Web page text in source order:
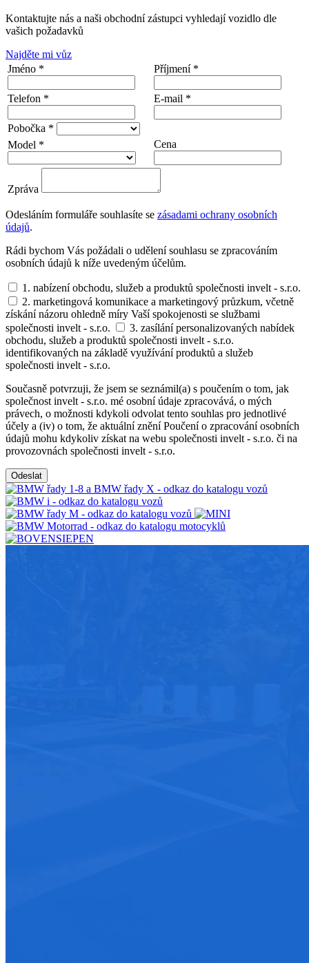
Kontaktujte nás a naši obchodní zástupci vyhledají vozidlo dle
vašich požadavků
Najděte mi vůz
Jméno *
Příjmení *
Telefon * E-mail *
Pobočka *
Model *
Cena
Zpráva
Odesláním formuláře souhlasíte se zásadami ochrany osobních
údajů.
Rádi bychom Vás požádali o udělení souhlasu se zpracováním
osobních údajů k níže uvedeným účelům.
1. nabízení obchodu, služeb a produktů společnosti invelt - s.r.o.
2. marketingová komunikace a marketingový průzkum, včetně
získání názoru ohledně míry Vaší spokojenosti se službami
společnosti invelt - s.r.o.
3. zasílání personalizovaných nabídek
obchodu, služeb a produktů společnosti invelt - s.r.o.
identifikovaných na základě využívání produktů a služeb
společnosti invelt - s.r.o.
Současně potvrzuji, že jsem se seznámil(a) s poučením o tom, jak
společnost invelt - s.r.o. mé osobní údaje zpracovává, o mých
právech, o možnosti kdykoli odvolat tento souhlas pro jednotlivé
účely a (iv) o tom, že aktuální znění Poučení o zpracování osobních
údajů mohu kdykoliv získat na webu společnosti invelt - s.r.o. či na
provozovnách společnosti invelt - s.r.o.
Odeslat